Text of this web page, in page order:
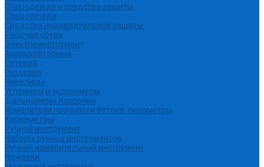
Спецодежда и средства защиты
Спецодежда
Средства индивидуальной защиты
Рабочая обувь
Электроинструмент
Аккумуляторный
Сетевой
Геодезия
Нивелиры
Угломеры и уклономеры
Дальномеры лазерные
Измерители прочности бетона, пирометры
Курвиметры
Ручной инструмент
Наборы ручных инструментов
Ручной измерительный инструмент
Ножовки